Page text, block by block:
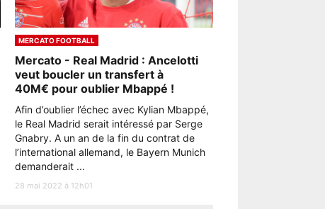
MERCATO FOOTBALL
Mercato - Real Madrid : Ancelotti
veut boucler un transfert à
40M€ pour oublier Mbappé !
Afin d’oublier l’échec avec Kylian Mbappé,
le Real Madrid serait intéressé par Serge
Gnabry. A un an de la fin du contrat de
l’international allemand, le Bayern Munich
demanderait ...
28 mai 2022 à 12h01